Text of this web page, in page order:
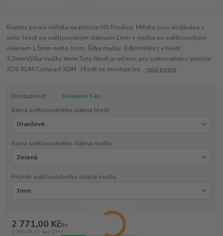
Kvalitní pevná mířidla na pistole HS Product. Mířidla jsou dodávána v
setu: hledí se světlovodným vláknem 1mm + muška se světlovodným
vláknem 1,5mm nebo 1mm. Šířka mušky: 3,6mmVýřez v hledí:
3,2mmVýška mušky 4mm Toto hledí je určeno pro samonabíjecí pistole:
XDS XDM Compact XDM Hledí se montuje be... celý popis
Dostupnost
Skladem 5 ks
Barva světlovodného vlákna hledí
Barva světlovodného vlákna mušky
Průměr světlovodného vlákna mušky
2 771,00 Kč/ks
2 290,08 Kč bez DPH